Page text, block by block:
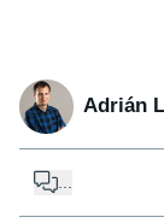
Adrián